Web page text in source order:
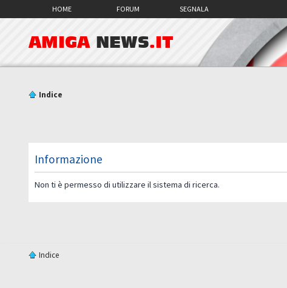
HOME FORUM SEGNALA
AMIGA NEWS.IT
Indice
Informazione
Non ti è permesso di utilizzare il sistema di ricerca.
Indice